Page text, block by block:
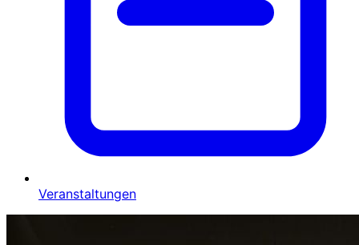
Veranstaltungen